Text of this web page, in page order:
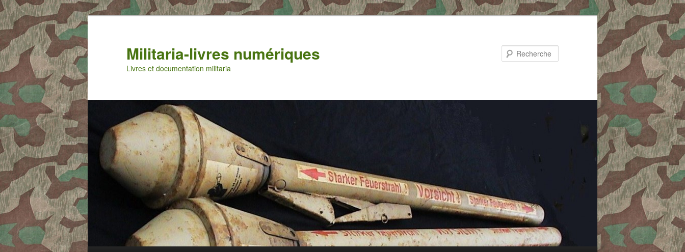
Aller
au
contenu
principal
Aller
au
contenu
secondaire
Militaria-livres numériques
Livres et documentation militaria